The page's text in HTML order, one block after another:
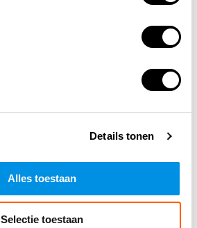
Details tonen
Alles toestaan
Selectie toestaan
182,10172,95
in huis